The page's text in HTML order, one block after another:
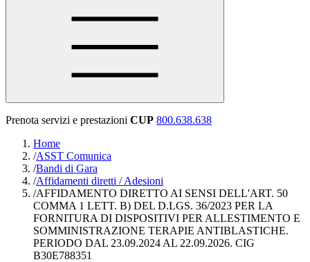
Prenota servizi e prestazioni CUP 800.638.638
Home
/ASST Comunica
/Bandi di Gara
/Affidamenti diretti / Adesioni
/AFFIDAMENTO DIRETTO AI SENSI DELL'ART. 50
COMMA 1 LETT. B) DEL D.LGS. 36/2023 PER LA
FORNITURA DI DISPOSITIVI PER ALLESTIMENTO E
SOMMINISTRAZIONE TERAPIE ANTIBLASTICHE.
PERIODO DAL 23.09.2024 AL 22.09.2026. CIG
B30E788351